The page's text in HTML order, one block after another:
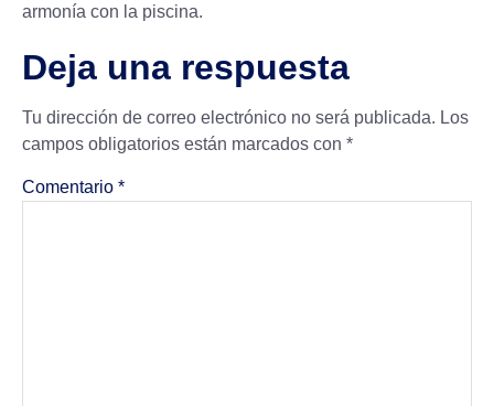
armonía con la piscina.
Deja una respuesta
Tu dirección de correo electrónico no será publicada. Los
campos obligatorios están marcados con *
Comentario *